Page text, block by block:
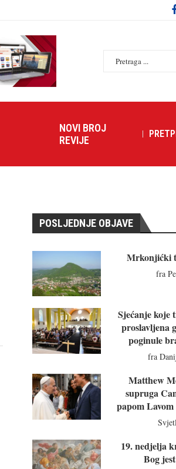
NOVI BROJ
REVIJE
POSLJEDNJE OBJAVE
Mrkonjićki
fra
Sjećanje koje
proslavljena
poginule
fra
Matthew
supruga
papom
19. nedjelja
Bog